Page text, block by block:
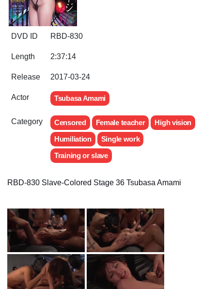
DVD ID RBD-830
Length 2:37:14
Release 2017-03-24
Actor Tsubasa Amami
Category Censored Female teacher
High vision
Humiliation
Single work
Training or slave
RBD-830 Slave-Colored Stage 36 Tsubasa Amami